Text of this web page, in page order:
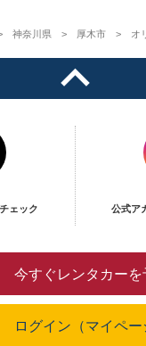
神奈川県 厚木市 オ
ェック
公式ア
今すぐレンタカーを
ログイン（マイペー